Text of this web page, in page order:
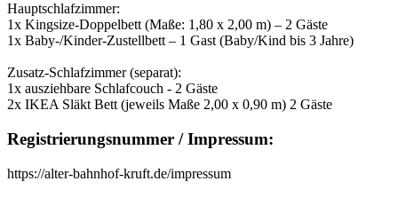
Hauptschlafzimmer:
1x Kingsize-Doppelbett (Maße: 1,80 x 2,00 m) – 2 Gäste
1x Baby-/Kinder-Zustellbett – 1 Gast (Baby/Kind bis 3 Jahre)
Zusatz-Schlafzimmer (separat):
1x ausziehbare Schlafcouch - 2 Gäste
2x IKEA Släkt Bett (jeweils Maße 2,00 x 0,90 m) 2 Gäste
Registrierungsnummer / Impressum:
https://alter-bahnhof-kruft.de/impressum